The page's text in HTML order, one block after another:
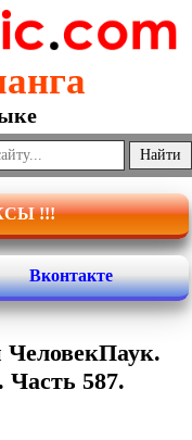
!!!
Вконтакте
Часть 587.